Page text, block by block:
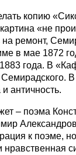
копию
«не
на ремонт,
в мае 1872
года. В
античность.
– поэма
к поэме,
нравственная